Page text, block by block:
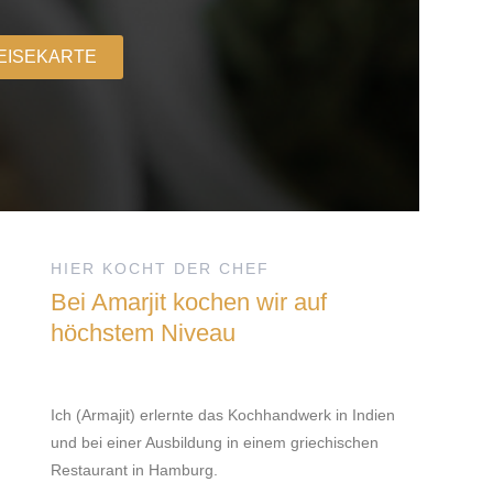
HIER KOCHT DER CHEF
Bei Amarjit kochen wir auf
höchstem Niveau
Ich (Armajit) erlernte das Kochhandwerk in Indien
und bei einer Ausbildung in einem griechischen
Restaurant in Hamburg.